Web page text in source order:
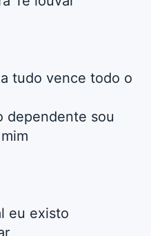
tudo vence todo o
dependente sou
eu existo